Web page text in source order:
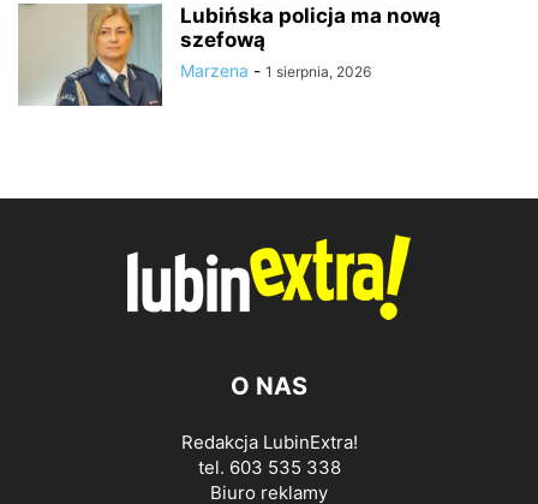
Lubińska policja ma nową
szefową
Marzena - 1 sierpnia, 2026
O NAS
Redakcja LubinExtra!
tel. 603 535 338
Biuro reklamy